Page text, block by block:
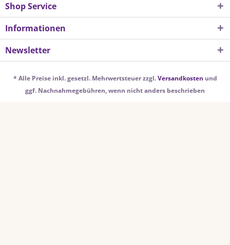
Shop Service
Informationen
Newsletter
* Alle Preise inkl. gesetzl. Mehrwertsteuer zzgl.Versandkosten und
ggf. Nachnahmegebühren, wenn nicht anders beschrieben